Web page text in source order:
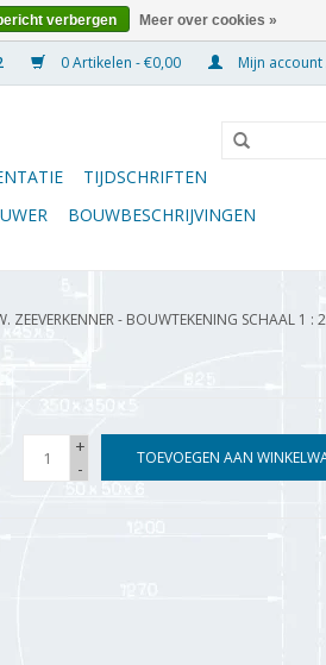
0 Artikelen - €0,00 Mijn
TIJDSCHRIFTEN
BOUWBESCHRIJVINGEN
ZEEVERKENNER - BOUWTEKENING SCHAAL 1
+
-
TOEVOEGEN AAN
verbergen Meer over cookies »